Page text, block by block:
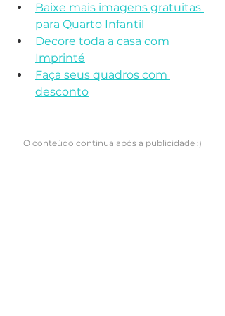
Baixe mais imagens gratuitas
para Quarto Infantil
Decore toda a casa com
Imprinté
Faça seus quadros com
desconto
O conteúdo continua após a publicidade :)